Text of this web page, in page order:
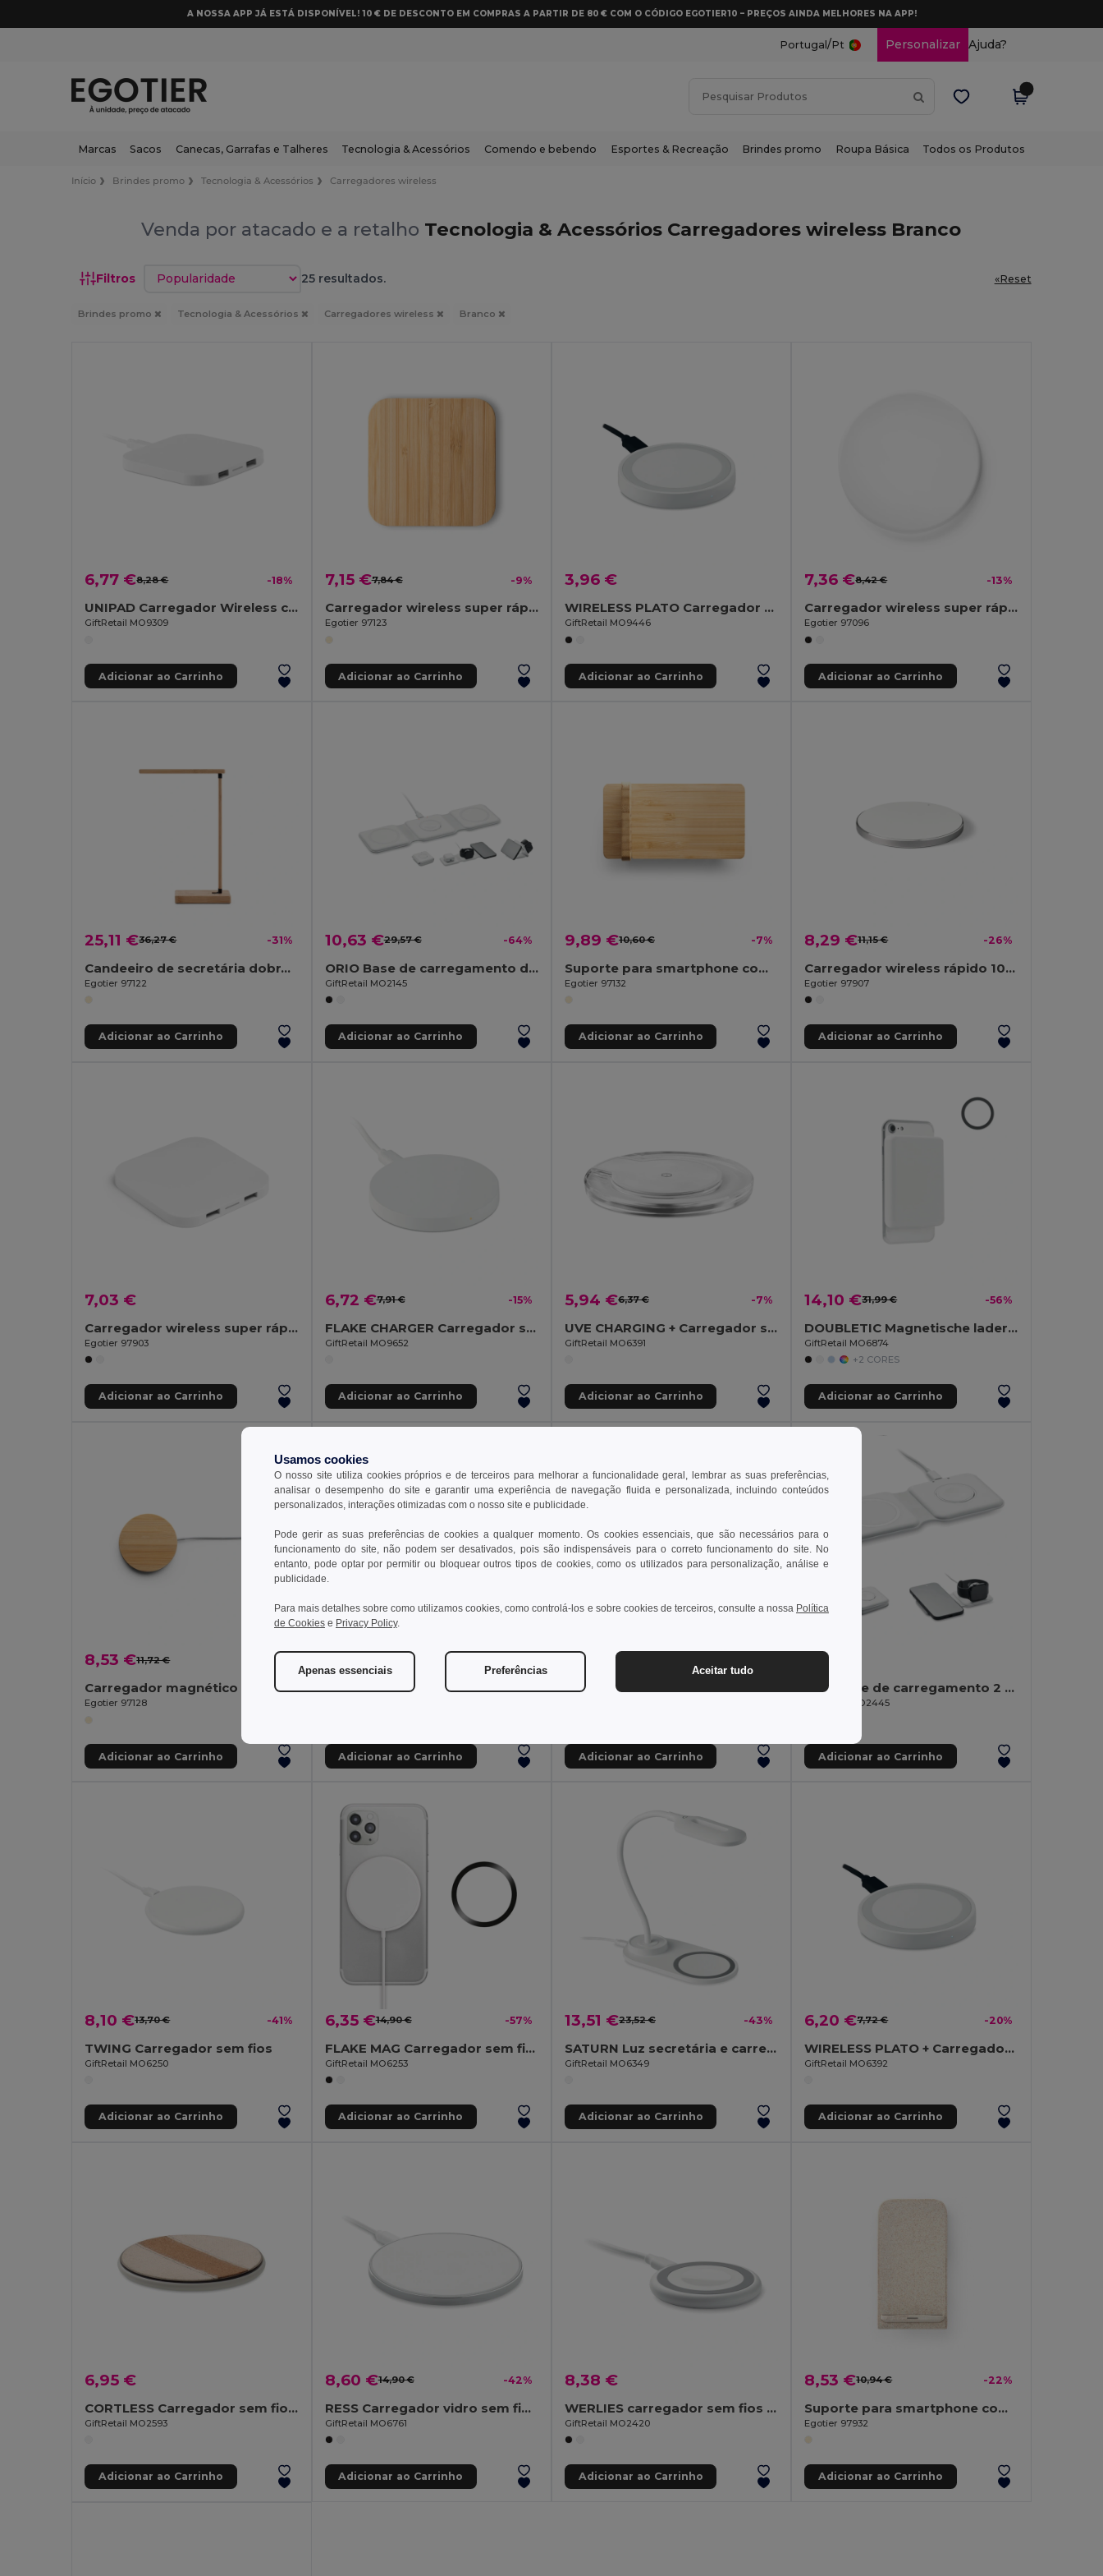
A NOSSA APP JÁ ESTÁ DISPONÍVEL! 10 € DE DESCONTO EM COMPRAS A PARTIR DE 80 € COM O CÓDIGO EGOTIER10 – PREÇOS AINDA MELHORES NA APP!
Portugal /Pt Personalizar Ajuda?
Marcas Sacos Canecas, Garrafas e Talheres Tecnologia & Acessórios Comendo e bebendo Esportes & Recreação Brindes promo Roupa Básica Todos os Produtos
Início Brindes promo Tecnologia & Acessórios Carregadores wireless
Venda por atacado e a retalho Tecnologia & Acessórios Carregadores wireless Branco
Filtros Classificar por 25 resultados. «Reset
Brindes promo Tecnologia & Acessórios Carregadores wireless Branco
6,77 €8,28 € -18%
UNIPAD Carregador Wireless com HUB
GiftRetail MO9309
Adicionar ao Carrinho
7,15 €7,84 € -9%
Carregador wireless super rápido 15W em bambu
Egotier 97123
Adicionar ao Carrinho
3,96 €
WIRELESS PLATO Carregador Wireless redondo
GiftRetail MO9446
Adicionar ao Carrinho
7,36 €8,42 € -13%
Carregador wireless super rápido 15W em ABS reciclado (100% rABS)
Egotier 97096
Adicionar ao Carrinho
25,11 €36,27 € -31%
Candeeiro de secretária dobrável com carregador wireless super rápido 15W em bambu
Egotier 97122
Adicionar ao Carrinho
10,63 €29,57 € -64%
ORIO Base de carregamento dobrável
GiftRetail MO2145
Adicionar ao Carrinho
9,89 €10,60 € -7%
Suporte para smartphone com carregador rápido wireless 15W em bambu
Egotier 97132
Adicionar ao Carrinho
8,29 €11,15 € -26%
Carregador wireless rápido 10W em alumínio e ABS
Egotier 97907
Adicionar ao Carrinho
7,03 €
Carregador wireless super rápido 15W com HUB 2 portas USB-A em ABS reciclado (100% rABS)
Egotier 97903
Adicionar ao Carrinho
6,72 €7,91 € -15%
FLAKE CHARGER Carregador sem fio
GiftRetail MO9652
Adicionar ao Carrinho
5,94 €6,37 € -7%
UVE CHARGING + Carregador sem fio redondo
GiftRetail MO6391
Adicionar ao Carrinho
14,10 €31,99 € -56%
DOUBLETIC Magnetische lader 10W
GiftRetail MO6874
+2 CORES
Adicionar ao Carrinho
8,53 €11,72 € -27%
Carregador magnético wireless super rápido 15W em bambu
Egotier 97128
Adicionar ao Carrinho
Goya 33575
Adicionar ao Carrinho
10,88 €
Adicionar ao Carrinho
8,95 €
FLIP Base de carregamento 2 em 1
GiftRetail MO2445
Adicionar ao Carrinho
8,10 €13,70 € -41%
TWING Carregador sem fios
GiftRetail MO6250
Adicionar ao Carrinho
6,35 €14,90 € -57%
FLAKE MAG Carregador sem fios
GiftRetail MO6253
Adicionar ao Carrinho
13,51 €23,52 € -43%
SATURN Luz secretária e carregador10W
GiftRetail MO6349
Adicionar ao Carrinho
6,20 €7,72 € -20%
WIRELESS PLATO + Carregador sem fios pequeño MO6392-
GiftRetail MO6392
Adicionar ao Carrinho
6,95 €
CORTLESS Carregador sem fio cortiça 15W
GiftRetail MO2593
Adicionar ao Carrinho
8,60 €14,90 € -42%
RESS Carregador vidro sem fio 10W
GiftRetail MO6761
Adicionar ao Carrinho
8,38 €
WERLIES carregador sem fios 3 em 1
GiftRetail MO2420
Adicionar ao Carrinho
8,53 €10,94 € -22%
Suporte para smartphone com carregador wireless super rápido 10W em ABS reciclado (100% rABS) e fibra de palha de trigo
Egotier 97932
Adicionar ao Carrinho
Usamos cookies
O nosso site utiliza cookies próprios e de terceiros para melhorar a funcionalidade geral, lembrar as suas preferências,
analisar o desempenho do site e garantir uma experiência de navegação fluida e personalizada, incluindo conteúdos
personalizados, interações otimizadas com o nosso site e publicidade.
Pode gerir as suas preferências de cookies a qualquer momento. Os cookies essenciais, que são necessários para o
funcionamento do site, não podem ser desativados, pois são indispensáveis para o correto funcionamento do site. No
entanto, pode optar por permitir ou bloquear outros tipos de cookies, como os utilizados para personalização, análise e
publicidade.
Para mais detalhes sobre como utilizamos cookies, como controlá-los e sobre cookies de terceiros, consulte a nossa Política
de Cookies e Privacy Policy.
Apenas essenciais Preferências Aceitar tudo